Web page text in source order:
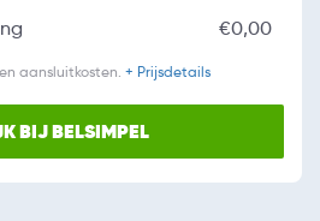
€0,00
aansluitkosten. + Prijsdetails
BIJ BELSIMPEL